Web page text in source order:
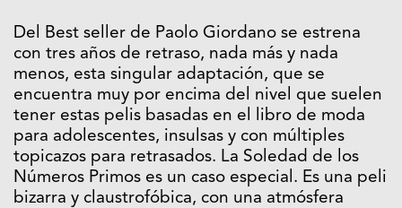
Del Best seller de Paolo Giordano se estrena
con tres años de retraso, nada más y nada
menos, esta singular adaptación, que se
encuentra muy por encima del nivel que suelen
tener estas pelis basadas en el libro de moda
para adolescentes, insulsas y con múltiples
topicazos para retrasados. La Soledad de los
Números Primos es un caso especial. Es una peli
bizarra y claustrofóbica, con una atmósfera